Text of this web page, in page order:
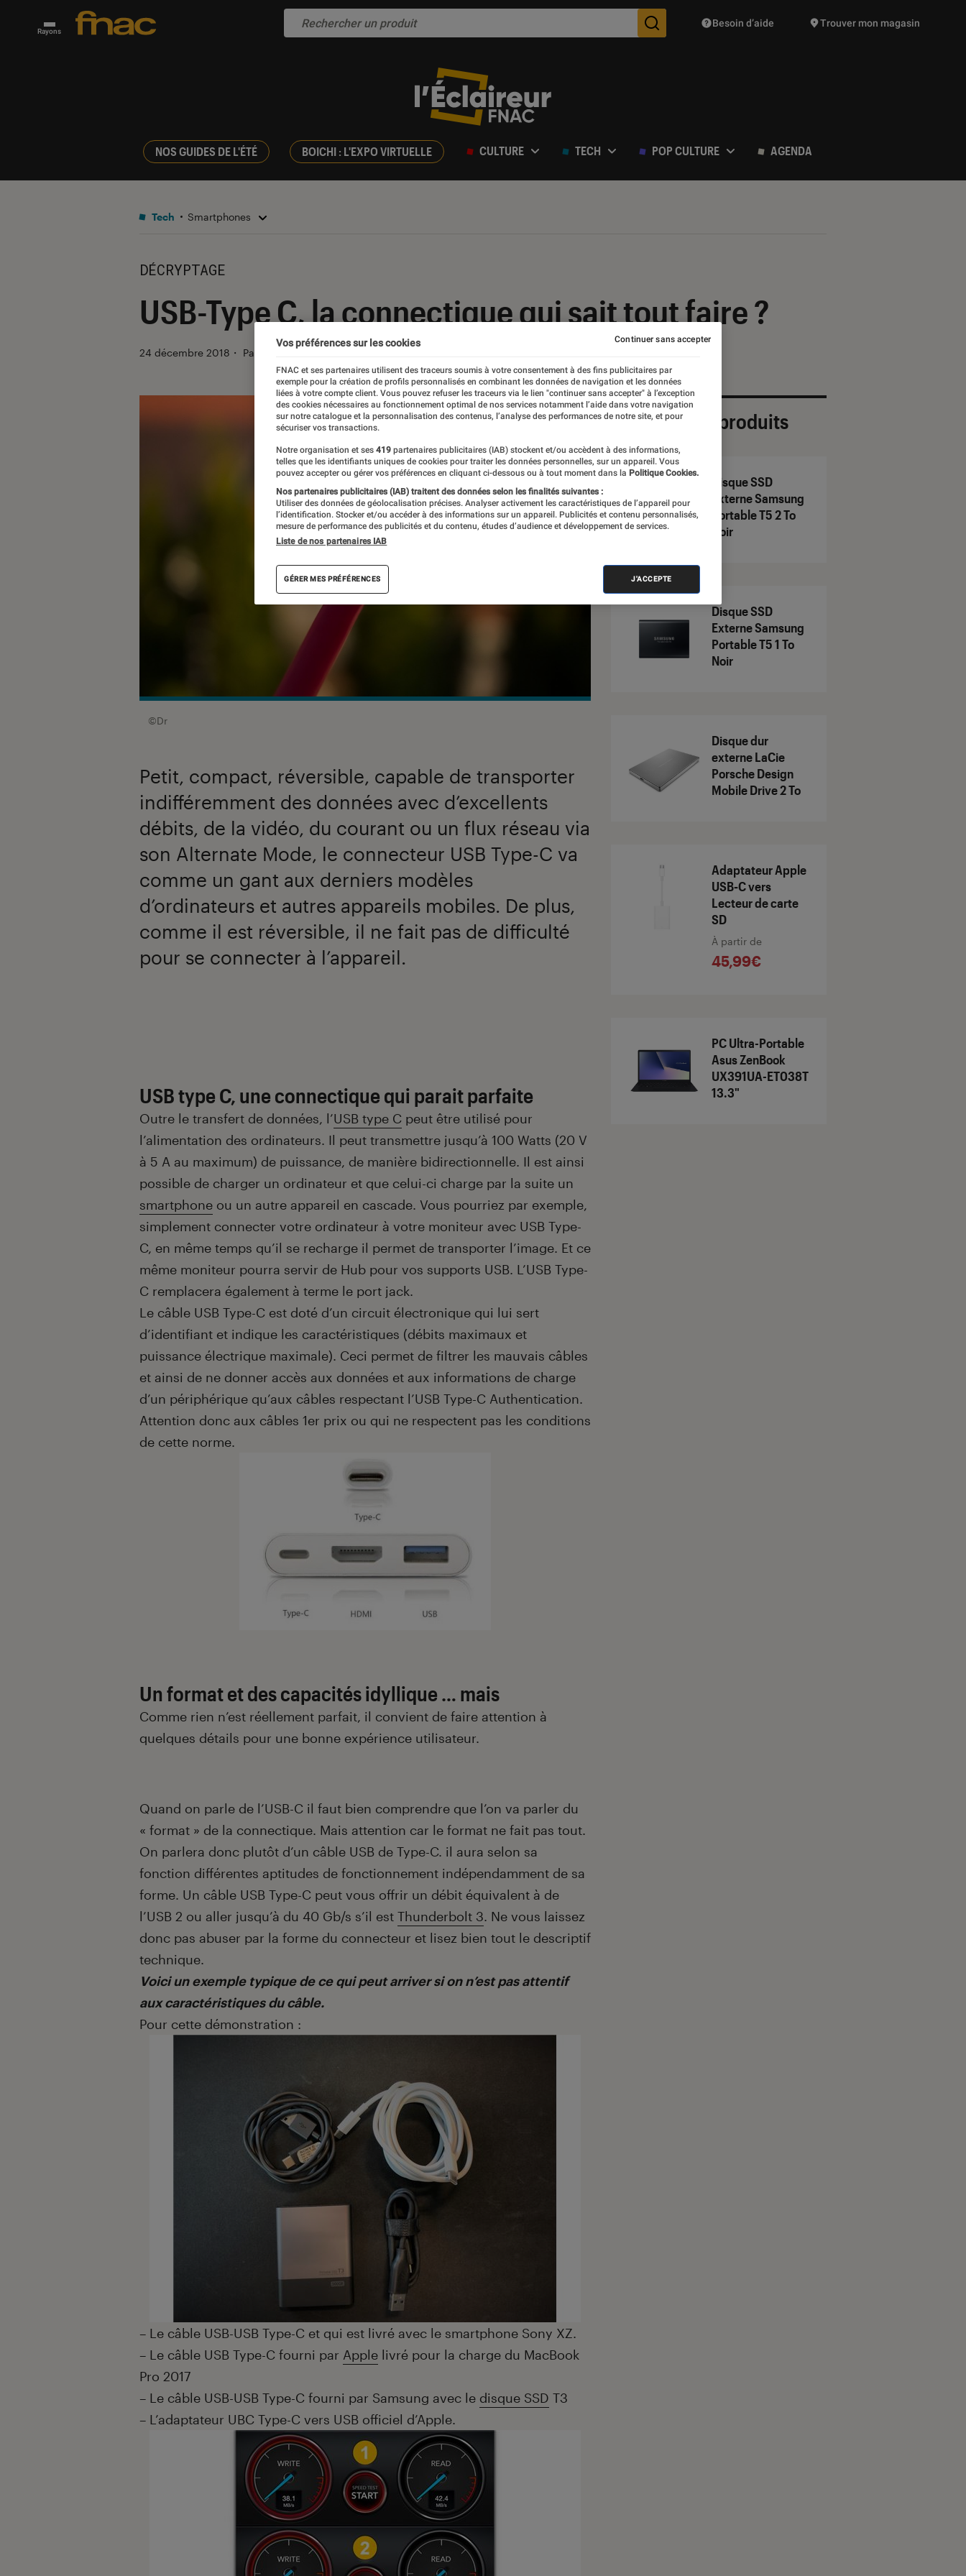
Rayons Des suggestions de produits vont vous être proposées
Besoin d’aide Trouver mon magasin
NOS GUIDES DE L'ÉTÉ BOICHI : L'EXPO VIRTUELLE CULTURE TECH POP CULTURE AGENDA
Tech Smartphones
DÉCRYPTAGE
USB-Type C, la connectique qui sait tout faire ?
24 décembre 2018 ・ Par
©Dr
Petit, compact, réversible, capable de transporter
indifféremment des données avec d’excellents
débits, de la vidéo, du courant ou un flux réseau via
son Alternate Mode, le connecteur USB Type-C va
comme un gant aux derniers modèles
d’ordinateurs et autres appareils mobiles. De plus,
comme il est réversible, il ne fait pas de difficulté
pour se connecter à l’appareil.
USB type C, une connectique qui parait parfaite
Outre le transfert de données, l’USB type C peut être utilisé pour
l’alimentation des ordinateurs. Il peut transmettre jusqu’à 100 Watts (20 V
à 5 A au maximum) de puissance, de manière bidirectionnelle. Il est ainsi
possible de charger un ordinateur et que celui-ci charge par la suite un
smartphone ou un autre appareil en cascade. Vous pourriez par exemple,
simplement connecter votre ordinateur à votre moniteur avec USB Type-
C, en même temps qu’il se recharge il permet de transporter l’image. Et ce
même moniteur pourra servir de Hub pour vos supports USB. L’USB Type-
C remplacera également à terme le port jack.
Le câble USB Type-C est doté d’un circuit électronique qui lui sert
d’identifiant et indique les caractéristiques (débits maximaux et
puissance électrique maximale). Ceci permet de filtrer les mauvais câbles
et ainsi de ne donner accès aux données et aux informations de charge
d’un périphérique qu’aux câbles respectant l’USB Type-C Authentication.
Attention donc aux câbles 1er prix ou qui ne respectent pas les conditions
de cette norme.
Un format et des capacités idyllique … mais
Comme rien n’est réellement parfait, il convient de faire attention à
quelques détails pour une bonne expérience utilisateur.
Quand on parle de l’USB-C il faut bien comprendre que l’on va parler du
« format » de la connectique. Mais attention car le format ne fait pas tout.
On parlera donc plutôt d’un câble USB de Type-C. il aura selon sa
fonction différentes aptitudes de fonctionnement indépendamment de sa
forme. Un câble USB Type-C peut vous offrir un débit équivalent à de
l’USB 2 ou aller jusqu’à du 40 Gb/s s’il est Thunderbolt 3. Ne vous laissez
donc pas abuser par la forme du connecteur et lisez bien tout le descriptif
technique.
Voici un exemple typique de ce qui peut arriver si on n’est pas attentif
aux caractéristiques du câble.
Pour cette démonstration :
– Le câble USB-USB Type-C et qui est livré avec le smartphone Sony XZ.
– Le câble USB Type-C fourni par Apple livré pour la charge du MacBook
Pro 2017
– Le câble USB-USB Type-C fourni par Samsung avec le disque SSD T3
– L’adaptateur UBC Type-C vers USB officiel d’Apple.
Sélection de produits
Disque SSD
Externe Samsung
Portable T5 2 To
Noir
Disque SSD
Externe Samsung
Portable T5 1 To
Noir
Disque dur
externe LaCie
Porsche Design
Mobile Drive 2 To
Adaptateur Apple
USB‑C vers
Lecteur de carte
SD
À partir de
45,99€
PC Ultra-Portable
Asus ZenBook
UX391UA-ET038T
13.3"
Vos préférences sur les cookies
FNAC et ses partenaires utilisent des traceurs soumis à votre consentement à des fins publicitaires par
exemple pour la création de profils personnalisés en combinant les données de navigation et les données
liées à votre compte client. Vous pouvez refuser les traceurs via le lien "continuer sans accepter" à l’exception
des cookies nécessaires au fonctionnement optimal de nos services notamment l’aide dans votre navigation
sur notre catalogue et la personnalisation des contenus, l’analyse des performances de notre site, et pour
sécuriser vos transactions.
Notre organisation et ses 419 partenaires publicitaires (IAB) stockent et/ou accèdent à des informations,
telles que les identifiants uniques de cookies pour traiter les données personnelles, sur un appareil. Vous
pouvez accepter ou gérer vos préférences en cliquant ci-dessous ou à tout moment dans la Politique Cookies.
Nos partenaires publicitaires (IAB) traitent des données selon les finalités suivantes :
Utiliser des données de géolocalisation précises. Analyser activement les caractéristiques de l’appareil pour
l’identification. Stocker et/ou accéder à des informations sur un appareil. Publicités et contenu personnalisés,
mesure de performance des publicités et du contenu, études d’audience et développement de services.
Liste de nos partenaires IAB
GÉRER MES PRÉFÉRENCES J'ACCEPTE
Continuer sans accepter